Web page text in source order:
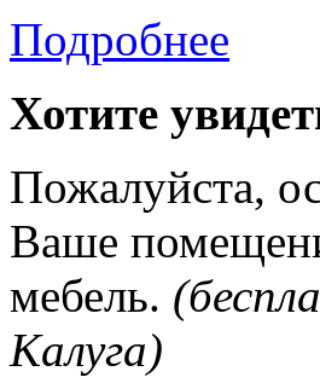
Подробнее
Хотите
Пожалуйста,
Ваше
мебель.
Калуга)